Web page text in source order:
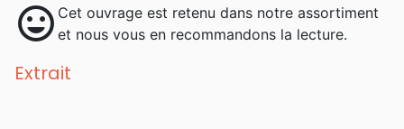
mood Cet ouvrage est retenu dans notre assortiment
et nous vous en recommandons la lecture.
Extrait